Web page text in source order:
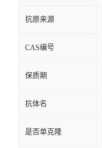
抗原来源
CAS编号
保质期
抗体名
是否单克隆